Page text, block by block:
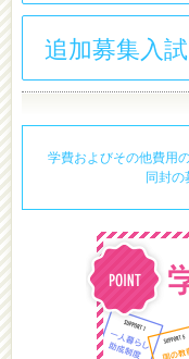
追加募集入試
学費およびその他費用
同封の